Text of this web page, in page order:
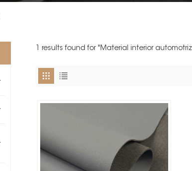
1 results found for "Material interior